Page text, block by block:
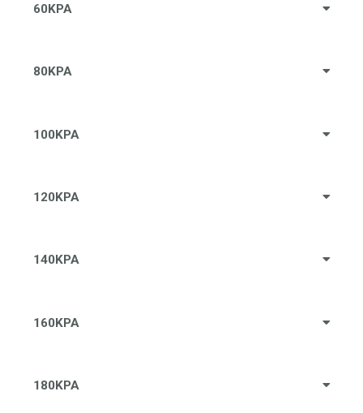
60KPA
80KPA
100KPA
120KPA
140KPA
160KPA
180KPA